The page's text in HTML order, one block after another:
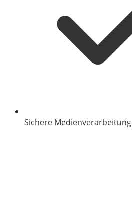
Sichere Medienverarbeitung